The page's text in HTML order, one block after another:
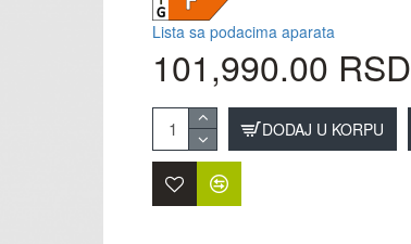
Lista sa podacima aparata
101,990.00 RSD
DODAJ U KORPU